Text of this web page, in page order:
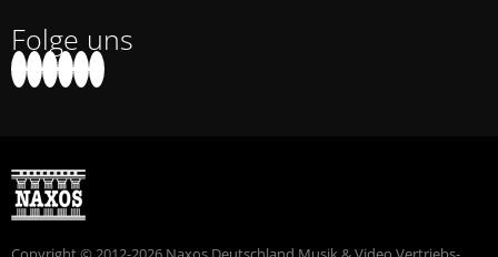
Folge uns